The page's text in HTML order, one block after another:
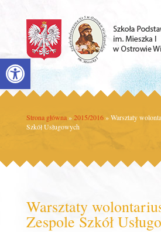
Open toolbar
Strona główna » 2015/2016 »Warsztaty
Szkół Usługowych
Warsztaty
Zespole Szkół